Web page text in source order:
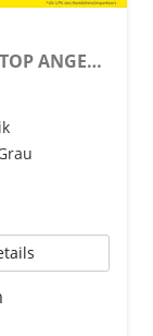
Hybrid 145 GT e-DCS6 *Pano*360*TOP ANGEBOT